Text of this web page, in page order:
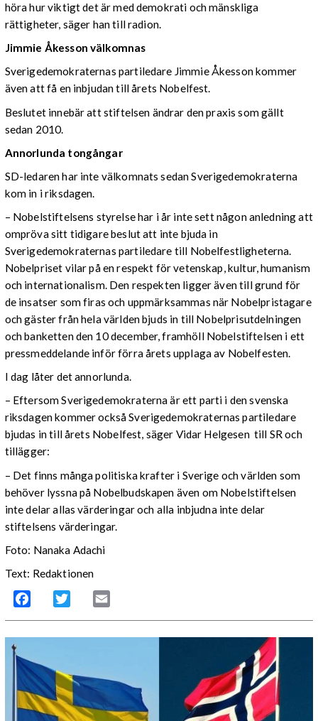
höra hur viktigt det är med demokrati och mänskliga
rättigheter, säger han till radion.
Jimmie Åkesson välkomnas
Sverigedemokraternas partiledare Jimmie Åkesson kommer
även att få en inbjudan till årets Nobelfest.
Beslutet innebär att stiftelsen ändrar den praxis som gällt
sedan 2010.
Annorlunda tongångar
SD-ledaren har inte välkomnats sedan Sverigedemokraterna
kom in i riksdagen.
– Nobelstiftelsens styrelse har i år inte sett någon anledning att
ompröva sitt tidigare beslut att inte bjuda in
Sverigedemokraternas partiledare till Nobelfestligheterna.
Nobelpriset vilar på en respekt för vetenskap, kultur, humanism
och internationalism. Den respekten ligger även till grund för
de insatser som firas och uppmärksammas när Nobelpristagare
och gäster från hela världen bjuds in till Nobelprisutdelningen
och banketten den 10 december, framhöll Nobelstiftelsen i ett
pressmeddelande inför förra årets upplaga av Nobelfesten.
I dag låter det annorlunda.
– Eftersom Sverigedemokraterna är ett parti i den svenska
riksdagen kommer också Sverigedemokraternas partiledare
bjudas in till årets Nobelfest, säger Vidar Helgesen till SR och
tillägger:
– Det finns många politiska krafter i Sverige och världen som
behöver lyssna på Nobelbudskapen även om Nobelstiftelsen
inte delar allas värderingar och alla inbjudna inte delar
stiftelsens värderingar.
Foto: Nanaka Adachi
Text: Redaktionen
Facebook Twitter